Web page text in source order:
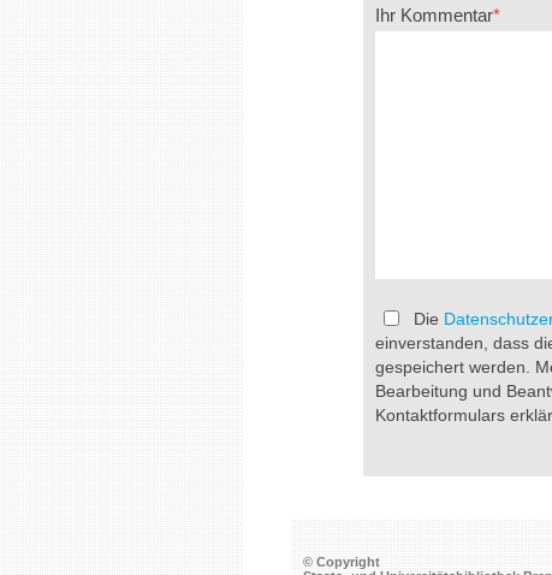
Ihr Kommentar
Die
einverstanden, dass
gespeichert werden.
Bearbeitung und
Kontaktformulars
© Copyright